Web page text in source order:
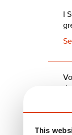
This
I
Vi